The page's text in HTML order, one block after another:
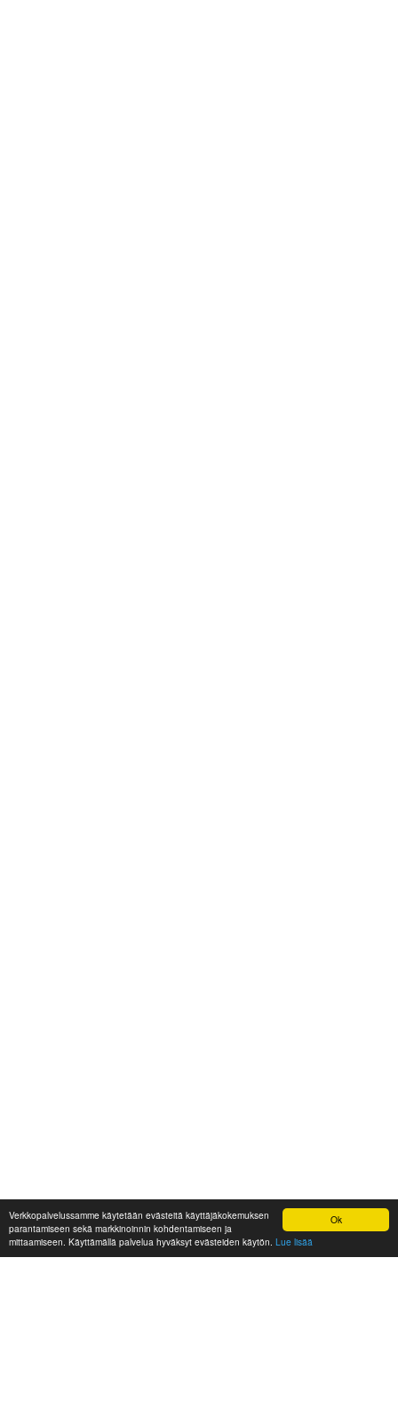
Ok
Verkkopalvelussamme käytetään evästeitä käyttäjäkokemuksen
parantamiseen sekä markkinoinnin kohdentamiseen ja
mittaamiseen. Käyttämällä palvelua hyväksyt evästeiden käytön. Lue lisää